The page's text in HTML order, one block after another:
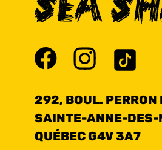
292, BOUL. PERRON
SAINTE-ANNE-DES-
QUÉBEC G4V 3A7